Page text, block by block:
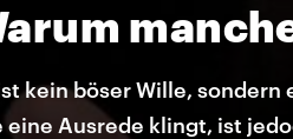
kein böser Wille,
eine Ausrede klingt, ist